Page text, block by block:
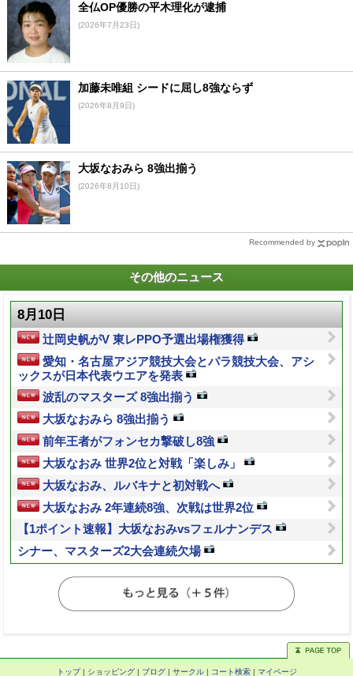
全仏OP優勝の平木理化が逮捕
(2026年7月23日)
加藤未唯組 シードに屈し8強ならず
(2026年8月9日)
大坂なおみら 8強出揃う
(2026年8月10日)
Recommended by
その他のニュース
8月10日
辻岡史帆がV 東レPPO予選出場権獲得
愛知・名古屋アジア競技大会とパラ競技大会、アシ
ックスが日本代表ウエアを発表
波乱のマスターズ 8強出揃う
大坂なおみら 8強出揃う
前年王者がフォンセカ撃破し8強
大坂なおみ 世界2位と対戦「楽しみ」
大坂なおみ、ルバキナと初対戦へ
大坂なおみ 2年連続8強、次戦は世界2位
【1ポイント速報】大坂なおみvsフェルナンデス
シナー、マスターズ2大会連続欠場
トップ| ショッピング| ブログ| サークル| コート検索| マイページ